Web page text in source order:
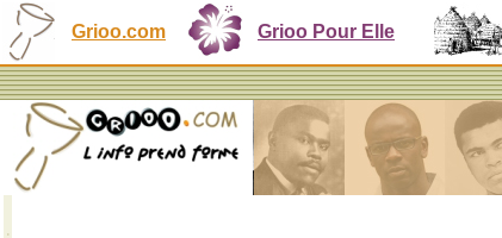
Grioo.com Grioo Pour Elle